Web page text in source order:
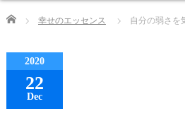
Home 幸せのエッセンス 自分の弱さを
2020
22
Dec